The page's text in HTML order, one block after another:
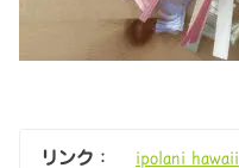
リンク ： ipolani hawaii